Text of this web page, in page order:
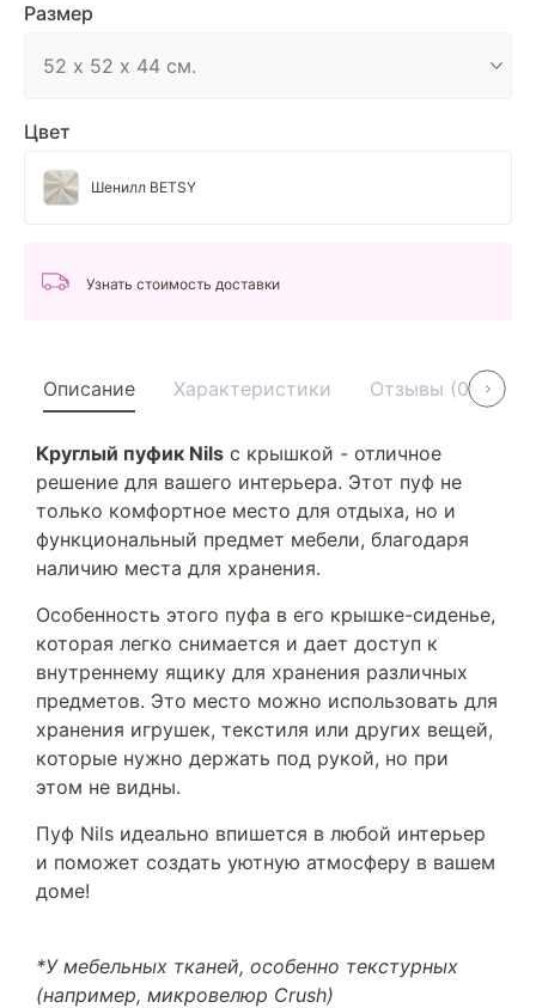
Размер
Цвет
Шенилл BETSY
Узнать стоимость доставки
Описание Характеристики Отзывы (0)
Круглый пуфик Nils с крышкой - отличное
решение для вашего интерьера. Этот пуф не
только комфортное место для отдыха, но и
функциональный предмет мебели, благодаря
наличию места для хранения.
Особенность этого пуфа в его крышке-сиденье,
которая легко снимается и дает доступ к
внутреннему ящику для хранения различных
предметов. Это место можно использовать для
хранения игрушек, текстиля или других вещей,
которые нужно держать под рукой, но при
этом не видны.
Пуф Nils идеально впишется в любой интерьер
и поможет создать уютную атмосферу в вашем
доме!
*У мебельных тканей, особенно текстурных
(например, микровелюр Crush)